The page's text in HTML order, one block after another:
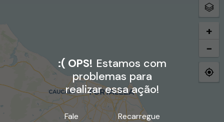
:( OPS! Estamos com
problemas para
realizar essa ação!
Fale
Recarregue
+
−